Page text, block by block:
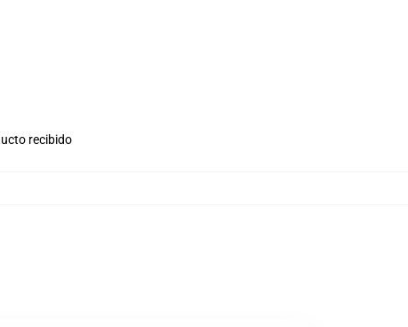
recibido